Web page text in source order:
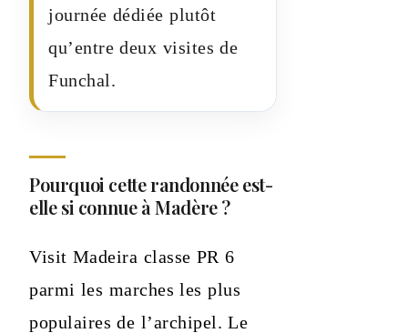
journée dédiée plutôt
qu’entre deux visites de
Funchal.
Pourquoi cette randonnée est-
elle si connue à Madère ?
Visit Madeira classe PR 6
parmi les marches les plus
populaires de l’archipel. Le